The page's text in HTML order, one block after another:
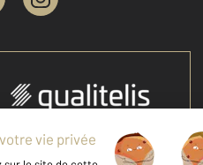
Votre agence est notée